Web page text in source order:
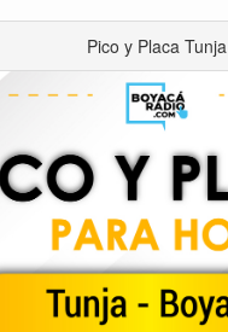
Pico y Placa Tunja